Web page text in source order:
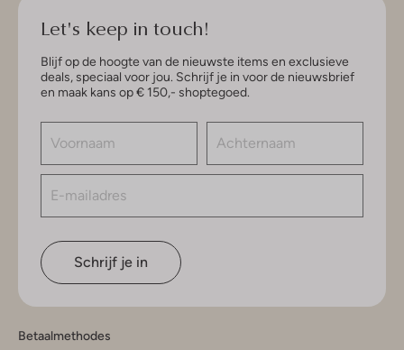
Let's keep in touch!
Blijf op de hoogte van de nieuwste items en exclusieve
deals, speciaal voor jou. Schrijf je in voor de nieuwsbrief
en maak kans op € 150,- shoptegoed.
Schrijf je in
Betaalmethodes